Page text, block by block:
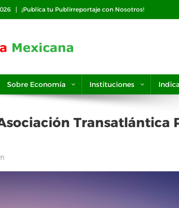
¡Publíca tu Publirreportaje con Nosotros!
Sobre Economía Instituciones
Transatlántica